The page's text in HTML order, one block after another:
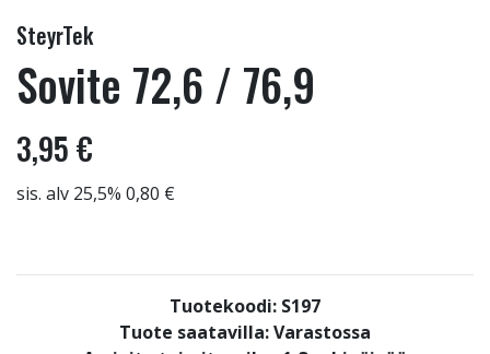
SteyrTek
Sovite 72,6 / 76,9
3,95 €
sis. alv 25,5% 0,80 €
Tuotekoodi: S197
Tuote saatavilla:Varastossa